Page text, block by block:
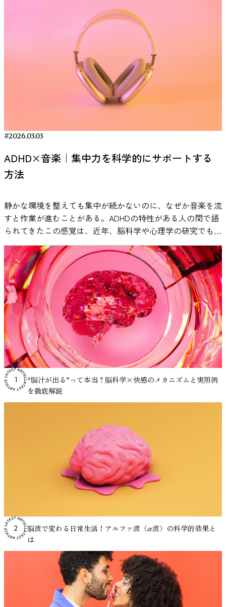
ものの、継続することで病欠が減る可能性が示唆されまし
た。睡眠や生活の質においても、一部で改善が見られまし
のところ信頼性の高いデータが不足しており、過度な期待は
避けたほうがよさそうです。 冷水浴の特徴として注目した
いのは、効果が時間をかけて現れる点です。たとえば、朝に
冷水を浴びることで、夜にかけて気分が落ち着くといった、
自律神経を整える習慣として活用できる可能性があります。
現時点では、研究の数や対象に偏りがあり、長期的な影響や
たい水に入るというシンプルな行為が、体や心に広く作用す
ない範囲で取り入れながら、自分に合うかどうかを試してみ
systematic review and meta-analysis. PLOS ONE, 20(1):
e0317615. journals.plos.org
の「緊張対策ルーティン」を作ることも非常に有効です。た
とえば、本番の30分前に軽いストレッチやウォーキングを行
い、15分前にイメージトレーニングをし、直前には深呼吸と
自分へのポジティブな声がけを取り入れるといったように、
流れを決めておくことで本番前の不安を大幅に軽減できま
張を感じる場面で選んだ方法を使ってみて、「何が効果的だ
活かしましょう。日常の中で実際に使ってみることで、自分
に合った対処法が見えてきます。緊張は敵ではなく、自分の
力を引き出すための信号なのだと捉え直すことができれば、
それは確かな武器にすることができるでしょう。 Dhabhar
FS. The short-term stress response - Mother nature's
conditions of threat, challenge, and opportunity. Front
Neuroendocrinol. 2018 Apr;49:175-192. doi:
10.1016/j.yfrne.2018.03.004. Epub 2018 Mar 26. PMID: 29596867;
Maner JK. Exploring human freeze responses to a threat
stressor. J Behav Ther Exp Psychiatry. 2008 Sep;39(3):292-
304. doi: 10.1016/j.jbtep.2007.08.002. Epub 2007 Aug 12. PMID:
17880916; PMCID: PMC2489204. Hoehn-Saric R, McLeod DR.
Anxiety and arousal: physiological changes and their
perception. J Affect Disord. 2000 Dec;61(3):217-24. doi:
10.1016/s0165-0327(00)00339-6. PMID: 11163423 Ghasemi, F.,
Beversdorf, D. Q., & Herman, K. C. (2024). Stress and stress
responses: A narrative literature review from physiological
mechanisms to intervention approaches. Journal of Pacific
Rim Psychology, 18.
https://doi.org/10.1177/18344909241289222 (Original work
published 2024) Merz CJ, Wolf OT. How stress hormones
Biobehav Rev. 2022 Nov;142:104901. doi:
10.1016/j.neubiorev.2022.104901. Epub 2022 Oct 10. PMID:
Understanding the relationships between physiological and
psychosocial stress, cortisol and cognition. Front Endocrinol
(Lausanne). 2023 Mar 6;14:1085950. doi:
PMC10025564. Shao, R., Man, I.S.C., Yau, SY. et al. The
interplay of acute cortisol response and trait affectivity in
associating with stress resilience. Nat. Mental Health 1, 114–123
(2023). https://doi.org/10.1038/s44220-023-00016-0
対処など日常生活の質向上につながるかもしれません。 専
門的な脳科学のトピックでありながら、「なるほど、瞑想っ
て脳にも良さそうだ」と思わせてくれる今回の研究。 忙し
さやストレスに追われる日常の中で、自分と静かに向き合う
瞑想という行為が、実は脳のコンディションを整えるフィッ
トネスになっているのかもしれません。 今回紹介した論文
Zhang, Y., ... & Saez, I. (2025). Intracranial substrates of
hippocampus. Proceedings of the National Academy of
Sciences, 121(28), e2401618121.
https://www.pnas.org/doi/10.1073/pnas.2409423122
e70156.https://www.ncbi.nlm.nih.gov/pmc/articles/
音楽が人間のストレス反応に与える影響を調べた研究 音楽
とストレス反応の関係を検証した研究として、2013年に発表
された「The effect of music on the human stress
response」という論文があります。この研究では、健康な
成人女性60名を対象に、音楽がストレス反応にどのような影
響を与えるかが実験的に調査されました。 研究では、参加
者に心理的ストレスを誘発する実験として知られる「Trier
Social Stress Test（TSST）」が実施されました。このテス
トは、人前でのスピーチや計算課題などを通じて強い社会的
ストレスを生じさせる実験手法として広く用いられていま
割り当てられました。一つはリラックスできる音楽を聴く条
件、もう一つは水の流れる音といった自然音を聴く条件、そ
究者はストレス反応を評価するために、唾液中のコルチゾー
ルや唾液αアミラーゼといった生理指標、さらに心拍数や主
観的なストレス評価などを測定しました。 その結果、音楽
を聴いたグループでは、ストレス課題の後に自律神経系の反
応が回復する過程に特徴的な違いが見られました。特に唾液
αアミラーゼの値については、音楽を聴いた参加者のほうが
比較的早く基準値へ戻る傾向が確認されました。研究者はこ
の結果から、音楽の聴取が人間の心理生物学的ストレスシス
テムに影響を与える可能性があると結論づけています。 ス
トレスについては、こちらの記事でも詳しく説明していま
す。 ・私たちはなぜ緊張するのか？：緊張のメカニズムと
コントロール方法 医療分野で音楽療法が活用されている理
由 音楽は娯楽としてだけでなく、医療分野でも補助的な介
入手法として利用されています。このような方法は一般的に
「音楽療法」と呼ばれ、患者の心理的状態や生理反応に対す
る影響が研究されています。 医学研究では、音楽を聴くこ
とが心拍数や血圧などの生理的指標に関連する可能性が報告
神経系の活動に関係する可能性も指摘されています。これら
の結果は、音楽がストレス反応に関わる身体の調節システム
に影響を与える可能性を示唆しています。 実際に医療現場
では、手術前の不安を軽減する目的や、治療中の心理的負担
を和らげる目的で音楽が用いられることがあります。音楽は
薬物を使用しない非侵襲的な方法であり、患者への身体的負
段として研究が進められています。 音楽療法についてより
詳しく知りたい方はこちら。 ・音楽療法とは？健康を支え
る音楽の力と実践アイデア集 参考：De Witte, M., Spruit, A.,
van Hooren, S., Moonen, X., & Stams, G. J. (2020). Effects of
music interventions on physiological and psychological stress
outcomes: A systematic review and meta-analysis. Health
Psychology Review, 14(2), 187–
224.https://pubmed.ncbi.nlm.nih.gov/31167611/ 音楽がストレ
法を科学的な視点から解説します。 作業用BGMの効果は本
当にある？科学研究からわかっている事実 「作業用BGMに
は本当に効果があるのか？」という疑問は、多くの人が一度
は抱いたことがあるのではないでしょうか。結論から言え
ば、作業用BGMの効果は“条件付きで確認されている”という
のが、現在の科学的な見解です。 音楽が人間の脳や感情に
影響を与えることは、多くの心理学・神経科学研究で示され
ています。ただし、すべての作業に一律で効果があるわけで
はありません。音楽の種類や作業内容、個人差によって結果
ている事実をもとに、作業用BGMの効果を整理します。 作
とは、神経科学の分野で広く研究されています。 たとえ
ば、音楽を聴くことで報酬系に関わる脳部位（側坐核など）
音楽体験が神経化学的な反応を引き起こすことが明らかにな
っています。 ドーパミンは「快感」や「動機づけ」に関与
する神経伝達物質として知られています。 ここで重要なの
は、「どの音楽でも同じ反応が起きるわけではない」という
点です。研究では、本人が好ましいと感じる音楽を聴いたと
きに、より強い報酬系の反応が観察されています。 そのた
め、自分にとって心地よいと感じる音楽が気分を変化させ、
その結果として作業への取り組みやすさに影響する可能性が
あります。 生産性が向上するメカニズム 作業用BGMの効果
は、主に次の2つのメカニズムで説明されています。 1. 外部
ノイズのマスキング効果 音楽には、周囲の雑音を覆い隠す
「マスキング効果」があります。特にオープンオフィスのよ
うな環境では、断続的に聞こえる会話音が集中を妨げる要因
になることが知られています。 一定の音（ホワイトノイズ
や環境音など）を流すと、こうした突発的な音が目立ちにく
くなり、集中状態を保ちやすくなるという考え方です。 オ
イントとおすすめソリューション 2. 気分向上による間接的
や作業持続時間に影響を与える可能性があります。
Thompsonら（2001）の研究では、明るくテンポの速い音楽
を聴いた条件で、被験者の気分と覚醒水準が高まり、その状
ただし研究者らは、これは音楽そのものが認知能力を直接高
めたのではなく、気分と覚醒水準の変化が課題成績に影響し
た可能性が高いと結論づけています。 つまり、作業用BGM
の効果は「脳を直接賢くする」というよりも、「気分や環境
を整えることで結果的に生産性へ影響する」と理解するのが
業パフォーマンスの関係については、肯定的な結果と否定的
な結果の両方が報告されています。 たとえば、
#2026.03.03
ADHD×音楽｜集中力を科学的にサポートする
方法
静かな環境を整えても集中が続かないのに、なぜか音楽を流
すと作業が進むことがある。ADHDの特性がある人の間で語
られてきたこの感覚は、近年、脳科学や心理学の研究でも検
証が進んでいます。歌詞は本当に邪魔になるのか。ホワイト
ノイズはなぜ効果があると言われるのか。 本記事では、一
次研究のデータと実証例をもとに、ADHDと音楽の関係を整
理し、勉強や仕事にどう活かせるのかを探ります。 ADHDの
集中力に音楽は影響する？研究でわかっていること 静かな
場所で勉強や仕事をしていると、かえって落ち着かず、音楽
を流したほうが作業が進むと感じる人は少なくありません。
とくにADHDの特性がある場合、「無音よりも少し音があっ
たほうが集中しやすい」と語られることがあります。 こう
した感覚は、単なる気のせいとして片づけられてきたわけで
はありません。実際に、心理学や神経科学の分野で実験的に
検討されてきました。 これまでの実験では、音楽やホワイ
トノイズを流した状態と、何も流さない静かな状態とで課題
はありません。課題の内容が言語処理を多く含む場合や、音
の強さが高すぎる場合には、成績が下がることもあります。
つまり、音がプラスに働くかマイナスに働くかは、状況によ
って変わるというのが研究の結論です。 以下では、実験研
究で明らかになっている事実を、わかりやすく紹介していき
介しています。 https://mag.viestyle.co.jp/masking-effect/
参考：Söderlund, G., Sikström, S., & Smart, A. (2007). Listen
to the noise: Noise affects cognitive performance differently
in ADHD and non-ADHD children. Journal of Child Psychology
and Psychiatry, 48(8), 840–847.
https://acamh.onlinelibrary.wiley.com/doi/abs/10.1111/j.1469-
7610.2007.01749.x ADHDにおける覚醒レベルの特性 ADHDの研
RANKING
1
“脳汁が出る”って本当？脳科学×快感のメカニズムと実用例
を徹底解説
2
脳波で変わる日常生活！アルファ波（α波）の科学的効果と
は